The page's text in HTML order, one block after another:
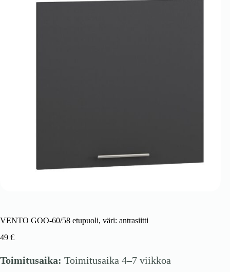
VENTO GOO-60/58 etupuoli, väri: antrasiitti
49 €
Toimitusaika: Toimitusaika 4–7 viikkoa